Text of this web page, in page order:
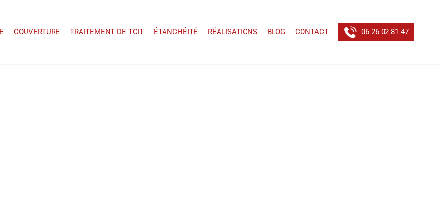
COUVERTURE TRAITEMENT DE TOIT ÉTANCHÉITÉ RÉALISATIONS BLOG CONTACT 06 26 02 81 47